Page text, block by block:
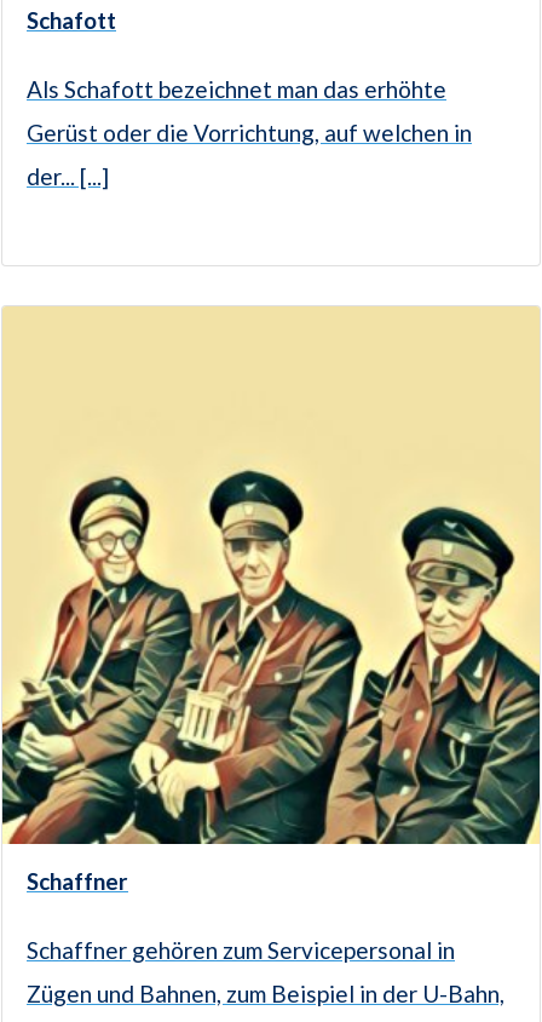
Schafott
Als Schafott bezeichnet man das erhöhte
Gerüst oder die Vorrichtung, auf welchen in
der... [...]
Schaffner
Schaffner gehören zum Servicepersonal in
Zügen und Bahnen, zum Beispiel in der U-Bahn,